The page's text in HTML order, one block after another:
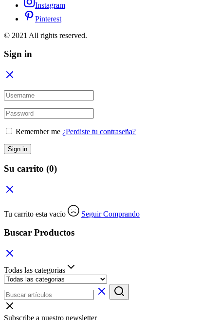
Instagram
Pinterest
© 2021 All rights reserved.
Sign in
Remember me ¿Perdiste tu contraseña?
Sign in
Su carrito (0)
Tu carrito esta vacío Seguir Comprando
Buscar Productos
Todas las categorias
Subscribe a nuestro newsletter